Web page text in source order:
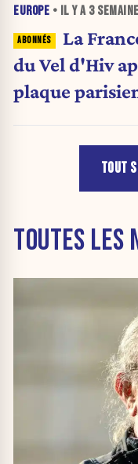
EUROPE • IL Y A 3
La
du Vel d'Hiv
plaque
TOUT
TOUTES LES